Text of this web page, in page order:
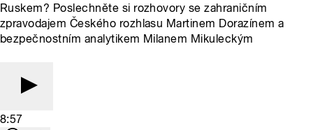
Ruskem? Poslechněte si rozhovory se zahraničním
zpravodajem Českého rozhlasu Martinem Dorazínem a
bezpečnostním analytikem Milanem Mikuleckým
8:57